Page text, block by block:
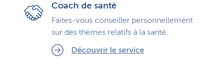
Coach de santé
Faites-vous conseiller personnellement
sur des thèmes relatifs à la santé.
Découvrir le service